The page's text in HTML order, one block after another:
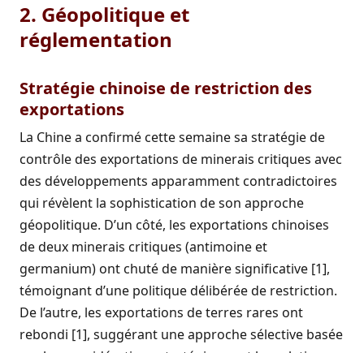
2. Géopolitique et
réglementation
Stratégie chinoise de restriction des
exportations
La Chine a confirmé cette semaine sa stratégie de
contrôle des exportations de minerais critiques avec
des développements apparamment contradictoires
qui révèlent la sophistication de son approche
géopolitique. D’un côté, les exportations chinoises
de deux minerais critiques (antimoine et
germanium) ont chuté de manière significative [1],
témoignant d’une politique délibérée de restriction.
De l’autre, les exportations de terres rares ont
rebondi [1], suggérant une approche sélective basée